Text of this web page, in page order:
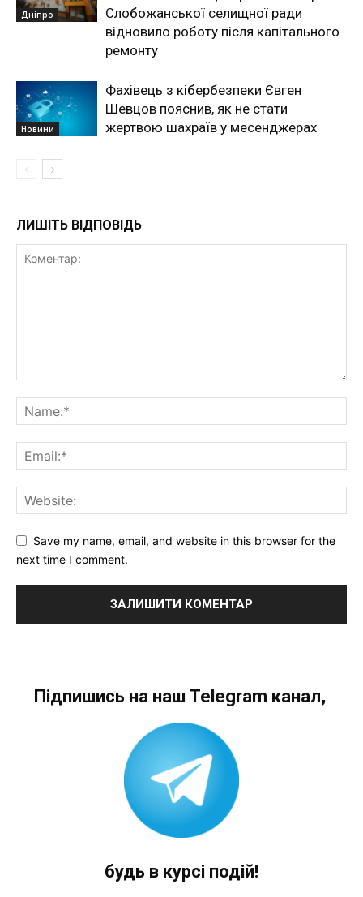
Дніпро
Слобожанської селищної ради
відновило роботу після капітального
ремонту
Новини
Фахівець з кібербезпеки Євген
Шевцов пояснив, як не стати
жертвою шахраїв у месенджерах
ЛИШІТЬ ВІДПОВІДЬ
Save my name, email, and website in this browser for the
next time I comment.
Підпишись на наш Telegram канал,
будь в курсі подій!